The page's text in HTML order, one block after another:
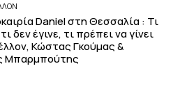
Daniel στη Θεσσαλία : Τι
δεν έγινε, τι πρέπει να γίνει
Κώστας Γκούμας &
Μπαρμπούτης